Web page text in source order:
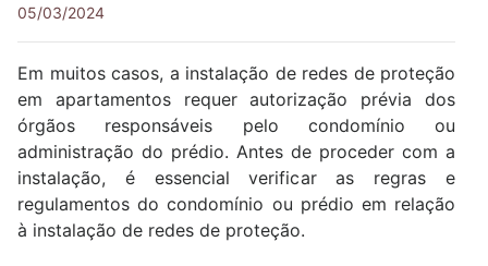
05/03/2024
Em muitos casos, a instalação de redes de proteção
em apartamentos requer autorização prévia dos
órgãos responsáveis pelo condomínio ou
administração do prédio. Antes de proceder com a
instalação, é essencial verificar as regras e
regulamentos do condomínio ou prédio em relação
à instalação de redes de proteção.